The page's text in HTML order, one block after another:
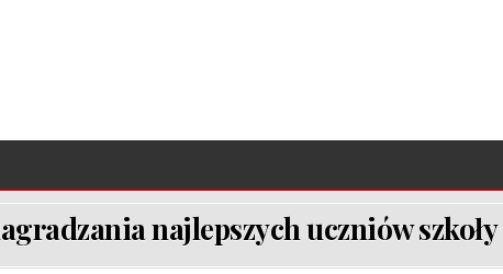
najlepszych uczniów szkoły